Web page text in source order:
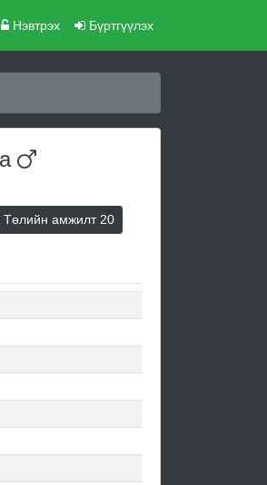
Нэвтрэх Бүртгүүлэх
Төлийн амжилт 20